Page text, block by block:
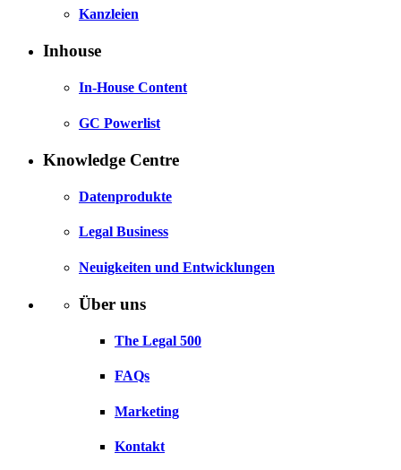
Kanzleien
Inhouse
In-House Content
GC Powerlist
Knowledge Centre
Datenprodukte
Legal Business
Neuigkeiten und Entwicklungen
Über uns
The Legal 500
FAQs
Marketing
Kontakt